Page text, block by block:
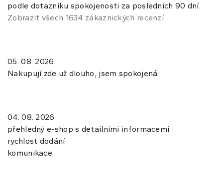
podle dotazníku spokojenosti za posledních 90 dní.
Zobrazit všech 1634 zákaznických recenzí
05. 08. 2026
Nakupují zde už dlouho, jsem spokojená.
04. 08. 2026
přehledný e-shop s detailními informacemi
rychlost dodání
komunikace